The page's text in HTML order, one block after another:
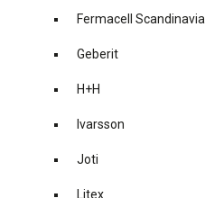
Fermacell Scandinavia
Geberit
H+H
Ivarsson
Joti
Litex